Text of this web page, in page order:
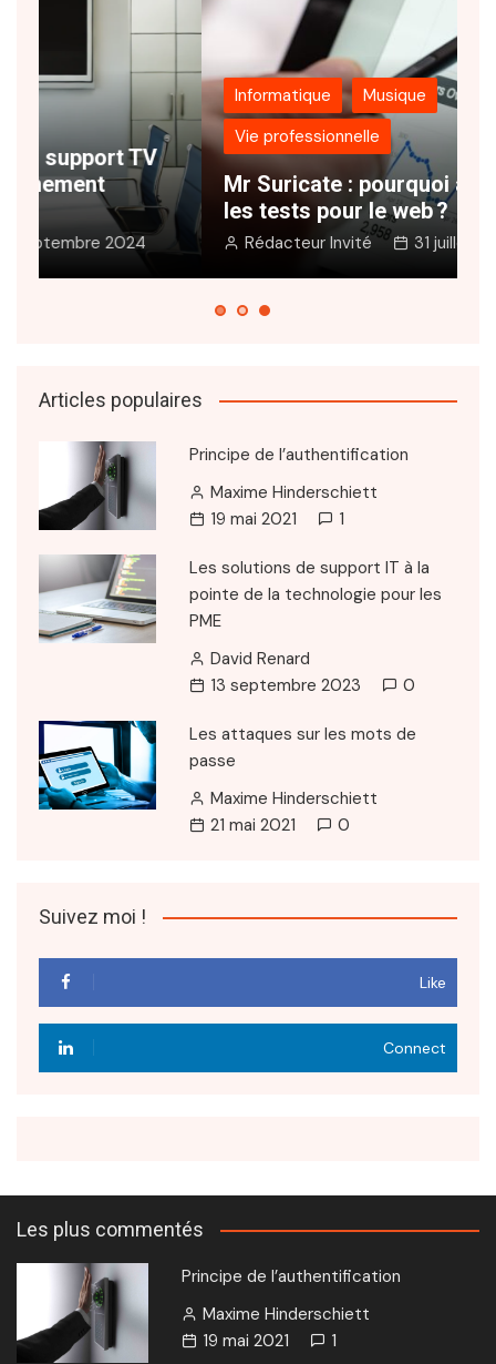
Informatique
Musique
Vie professionnelle
Mr Suricate : pourquoi automatiser
les tests pour le web ?
Rédacteur Invité 31 juillet 2024
Articles populaires
Principe de l’authentification
Maxime Hinderschiett
19 mai 2021
1
Les solutions de support IT à la
pointe de la technologie pour les
PME
David Renard
13 septembre 2023
0
Les attaques sur les mots de
passe
Maxime Hinderschiett
21 mai 2021
0
Suivez moi !
Like
Connect
Les plus commentés
Principe de l’authentification
Maxime Hinderschiett
19 mai 2021
1